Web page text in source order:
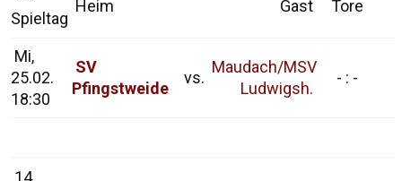
Spieltag
Heim Gast Tore
Mi,
25.02.
18:30
SV
Pfingstweide
vs.
Maudach/MSV
Ludwigsh.
- : -
14.